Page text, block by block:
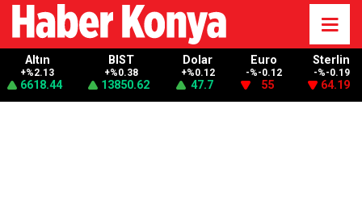
Altın
+%2.13
6618.44
BIST
+%0.38
13850.62
Dolar
+%0.12
47.7
Euro
-%-0.12
55
Sterlin
-%-0.19
64.19